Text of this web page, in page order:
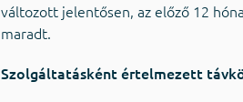
változott jelentősen, az előző 12
maradt.
Szolgáltatásként értelmezett